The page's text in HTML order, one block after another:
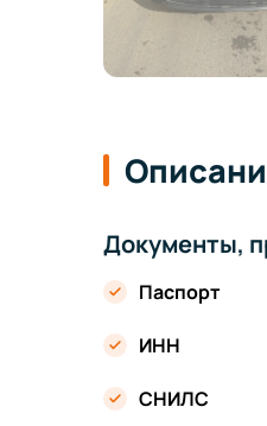
Документы,
Паспорт
ИНН
СНИЛС